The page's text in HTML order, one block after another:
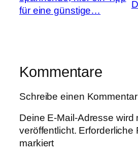
für eine günstige…
Kommentare
Schreibe einen Kommentar
Deine E-Mail-Adresse wird
veröffentlicht. Erforderliche
markiert